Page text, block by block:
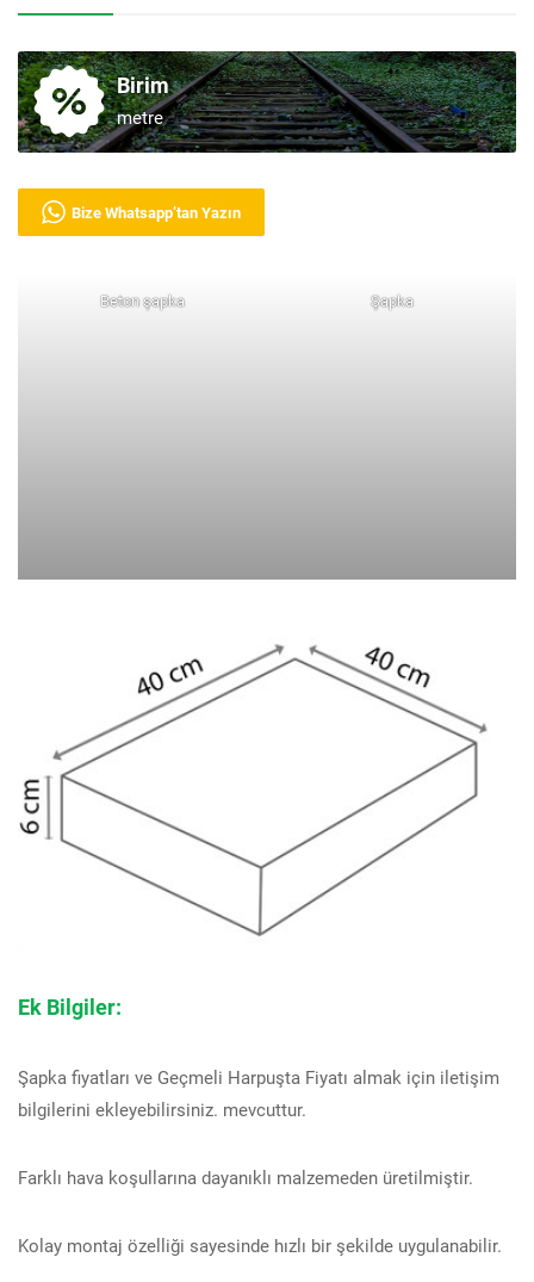
Birim
metre
Bize Whatsapp’tan Yazın
Beton şapka Şapka
Ek Bilgiler:
Şapka fiyatları ve Geçmeli Harpuşta Fiyatı almak için iletişim
bilgilerini ekleyebilirsiniz. mevcuttur.
Farklı hava koşullarına dayanıklı malzemeden üretilmiştir.
Kolay montaj özelliği sayesinde hızlı bir şekilde uygulanabilir.